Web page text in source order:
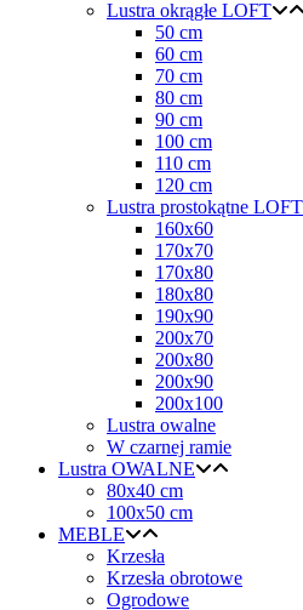
Lustra okrągłe LOFT
50 cm
60 cm
70 cm
80 cm
90 cm
100 cm
110 cm
120 cm
Lustra prostokątne LOFT
160x60
170x70
170x80
180x80
190x90
200x70
200x80
200x90
200x100
Lustra owalne
W czarnej ramie
Lustra OWALNE
80x40 cm
100x50 cm
MEBLE
Krzesła
Krzesła obrotowe
Ogrodowe